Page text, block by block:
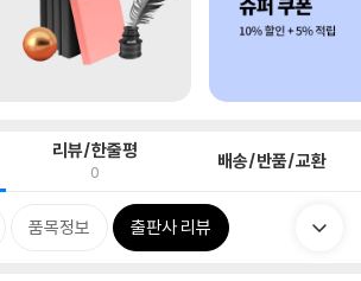
리뷰/한줄평
0 배송/반품/교환
품목정보 출판사 리뷰